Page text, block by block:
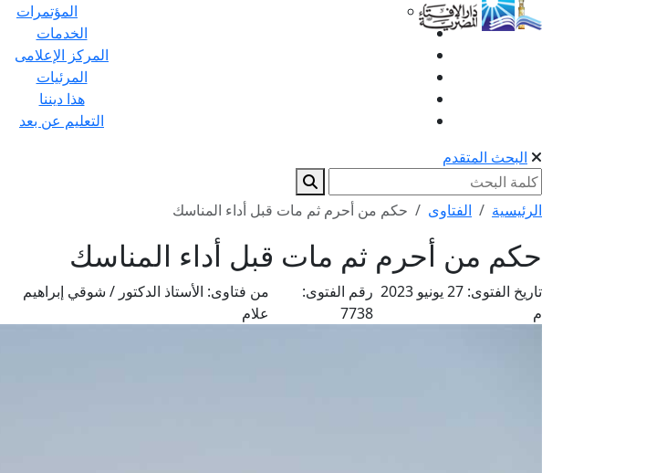
المؤتمرات
الخدمات
المركز الإعلامى
المرئيات
هذا ديننا
التعليم عن بعد
البحث المتقدم
الرئيسية الفتاوى حكم من أحرم ثم مات قبل أداء المناسك
حكم من أحرم ثم مات قبل أداء المناسك
تاريخ الفتوى:
27 يونيو 2023
م
رقم الفتوى:
7738
من فتاوى: الأستاذ الدكتور / شوقي إبراهيم
علام